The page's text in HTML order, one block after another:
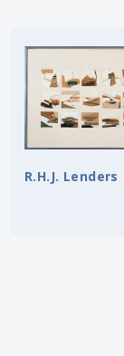
R.H.J. Lenders